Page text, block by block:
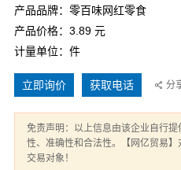
产品品牌：零百味网红零食
产品价格：3.89 元
计量单位：件
立即询价 获取电话 分
免责声明：以上信息由该企业自行
性、准确性和合法性。【网亿贸易
交易对象！